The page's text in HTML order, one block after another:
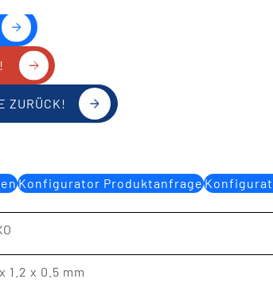
ZURÜCK!
Konfigurator Produktanfrage
1.2 x 0.5 mm